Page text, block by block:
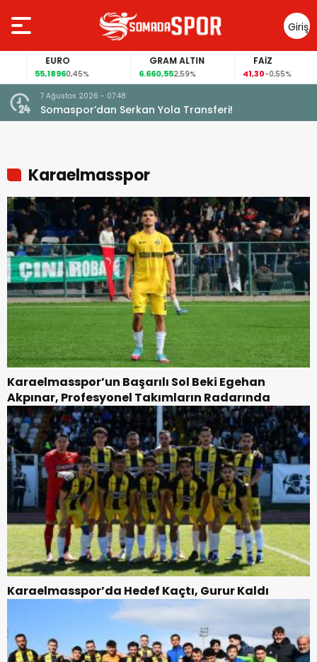
Giriş
Yap
55,18960,45%
GRAM ALTIN
6.660,552,59% -0,55%
7 Ağustos 2026 - 07:48
Somaspor’dan Serkan Yola Transferi!
Karaelmasspor
Karaelmasspor’un Başarılı Sol Beki Egehan
Akpınar, Profesyonel Takımların Radarında
Karaelmasspor’da Hedef Kaçtı, Gurur Kaldı